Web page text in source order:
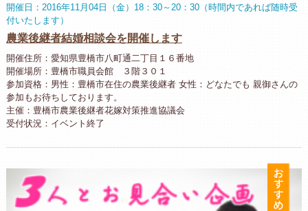
開催日：2016年11月04日（金）18：30～20：30（時間内であれば随時受
付いたします）
農業後継者結婚相談会を開催します
開催住所：愛知県豊橋市八町通二丁目１６番地
開催場所：豊橋市職員会館 ３階３０１
参加資格：男性：豊橋市在住の農業後継者 女性：どなたでも 親御さんの
参加もお待ちしております。
主催：豊橋市農業後継者花嫁対策推進協議会
受付状況：イベント終了
お